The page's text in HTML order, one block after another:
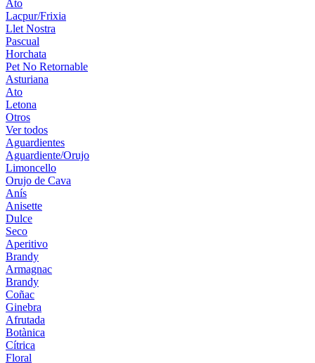
Ato
Lacpur/Frixia
Llet Nostra
Pascual
Horchata
Pet No Retornable
Asturiana
Ato
Letona
Otros
Ver todos
Aguardientes
Aguardiente/Orujo
Limoncello
Orujo de Cava
Anís
Anisette
Dulce
Seco
Aperitivo
Brandy
Armagnac
Brandy
Coñac
Ginebra
Afrutada
Botànica
Cítrica
Floral